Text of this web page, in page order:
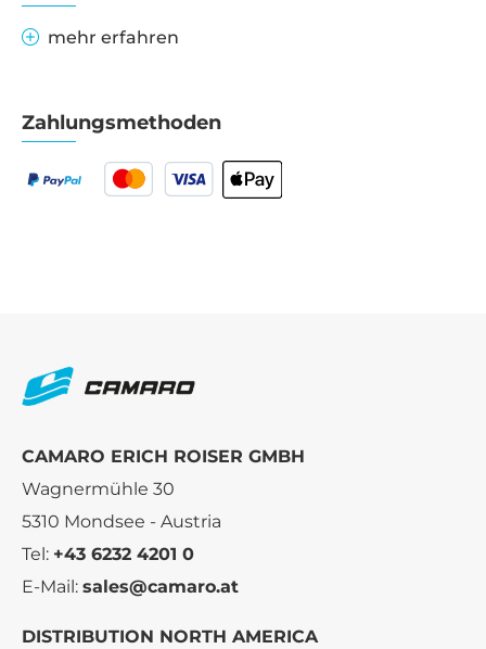
mehr erfahren
Zahlungsmethoden
CAMARO ERICH ROISER GMBH
Wagnermühle 30
5310 Mondsee - Austria
Tel: +43 6232 4201 0
E-Mail: sales@camaro.at
DISTRIBUTION NORTH AMERICA